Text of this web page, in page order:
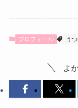
プロフィール う
よ